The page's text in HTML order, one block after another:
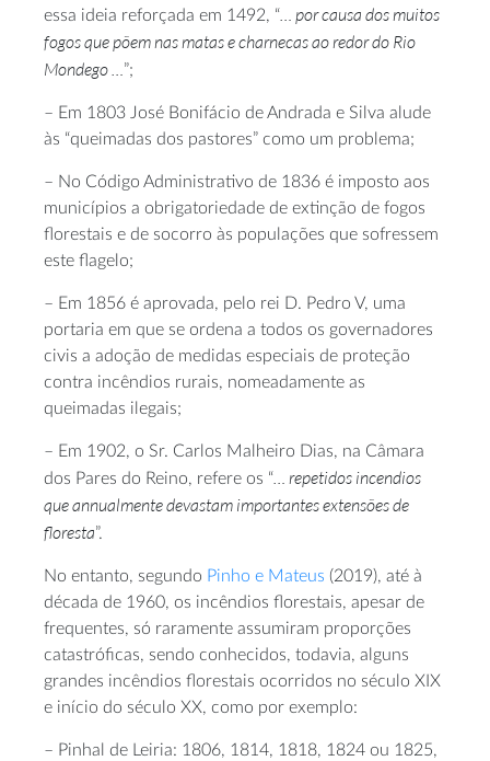
essa ideia reforçada em 1492, “… por causa dos muitos
fogos que põem nas matas e charnecas ao redor do Rio
Mondego …”;
– Em 1803 José Bonifácio de Andrada e Silva alude
às “queimadas dos pastores” como um problema;
– No Código Administrativo de 1836 é imposto aos
municípios a obrigatoriedade de extinção de fogos
florestais e de socorro às populações que sofressem
este flagelo;
– Em 1856 é aprovada, pelo rei D. Pedro V, uma
portaria em que se ordena a todos os governadores
civis a adoção de medidas especiais de proteção
contra incêndios rurais, nomeadamente as
queimadas ilegais;
– Em 1902, o Sr. Carlos Malheiro Dias, na Câmara
dos Pares do Reino, refere os “… repetidos incendios
que annualmente devastam importantes extensões de
floresta”.
No entanto, segundo Pinho e Mateus (2019), até à
década de 1960, os incêndios florestais, apesar de
frequentes, só raramente assumiram proporções
catastróficas, sendo conhecidos, todavia, alguns
grandes incêndios florestais ocorridos no século XIX
e início do século XX, como por exemplo:
– Pinhal de Leiria: 1806, 1814, 1818, 1824 ou 1825,